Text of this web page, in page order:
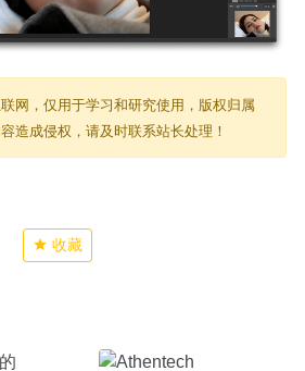
网，仅用于学习和研究使用，版权归属
造成侵权，请及时联系站长处理！
收藏